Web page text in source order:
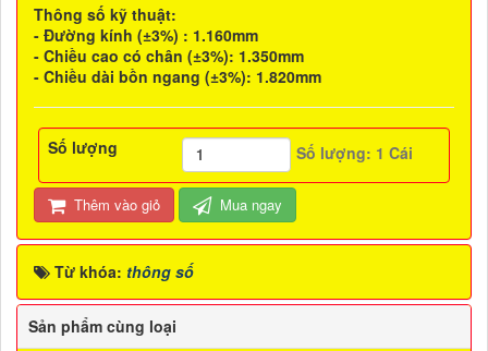
Thông số kỹ thuật:
- Đường kính (±3%) : 1.160mm
- Chiều cao có chân (±3%): 1.350mm
- Chiều dài bồn ngang (±3%): 1.820mm
Số lượng Số lượng: 1 Cái
Thêm vào giỏ Mua ngay
Từ khóa: thông số
Sản phẩm cùng loại